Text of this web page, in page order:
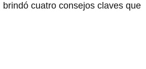
cuatro consejos claves que